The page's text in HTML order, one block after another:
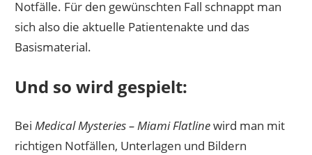
Notfälle. Für den gewünschten Fall schnappt man
sich also die aktuelle Patientenakte und das
Basismaterial.
Und so wird gespielt:
BeiMedical Mysteries – Miami Flatlinewird man mit
richtigen Notfällen, Unterlagen und Bildern